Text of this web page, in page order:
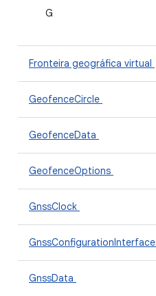
G
Fronteira geográfica virtual
GeofenceCircle
GeofenceData
GeofenceOptions
GnssClock
GnssConfigurationInterface
GnssData